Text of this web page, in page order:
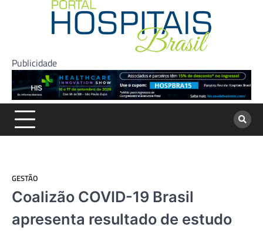
Publicidade
GESTÃO
Coalizão COVID-19 Brasil
apresenta resultado de estudo